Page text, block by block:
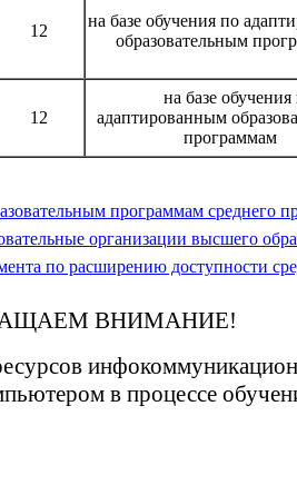
12
на базе обучения по
образовательным
12
на базе обучения
адаптированным
программам
программам среднего
организации высшего
по расширению доступности
ВНИМАНИЕ!
в процессе